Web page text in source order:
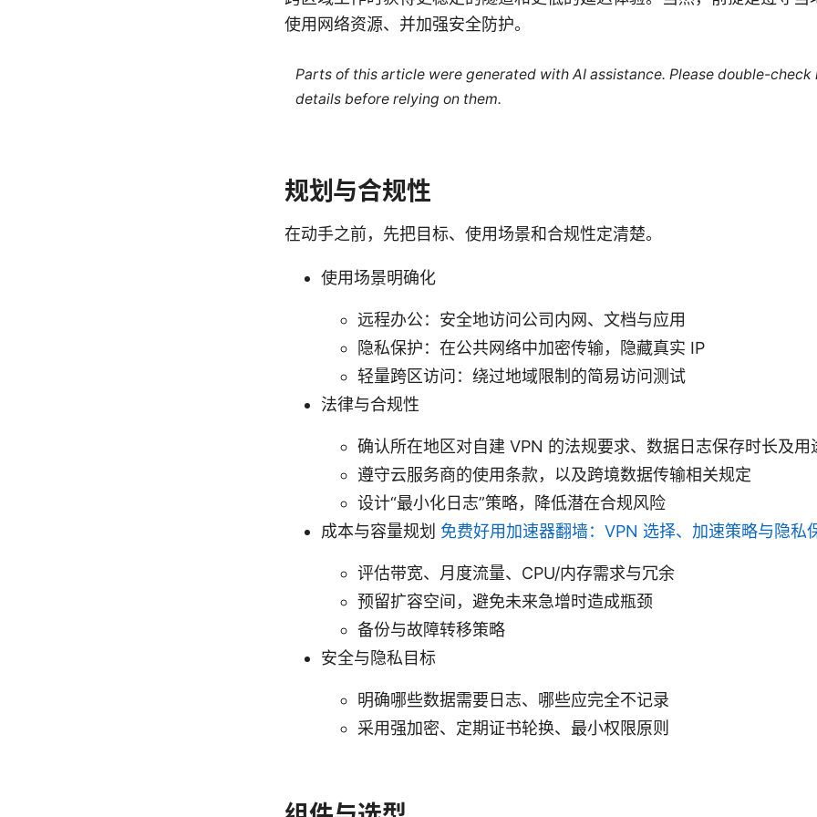
使用网络资源、并加强安全防护。
Parts of this article were generated with AI assistance. Please double-
details before relying on them.
规划与合规性
在动手之前，先把目标、使用场景和合规性定清楚。
使用场景明确化
远程办公：安全地访问公司内网、文档与应用
隐私保护：在公共网络中加密传输，隐藏真实 IP
轻量跨区访问：绕过地域限制的简易访问测试
法律与合规性
确认所在地区对自建 VPN 的法规要求、数据日志保存时长及用
遵守云服务商的使用条款，以及跨境数据传输相关规定
设计“最小化日志”策略，降低潜在合规风险
成本与容量规划 免费好用加速器翻墙：VPN 选择、加速策略与隐私
评估带宽、月度流量、CPU/内存需求与冗余
预留扩容空间，避免未来急增时造成瓶颈
备份与故障转移策略
安全与隐私目标
明确哪些数据需要日志、哪些应完全不记录
采用强加密、定期证书轮换、最小权限原则